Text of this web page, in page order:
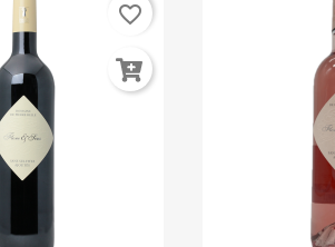
favorite_border